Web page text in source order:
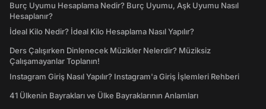
Burç Uyumu Hesaplama Nedir? Burç Uyumu, Aşk Uyumu Nasıl
Hesaplanır?
İdeal Kilo Nedir? İdeal Kilo Hesaplama Nasıl Yapılır?
Ders Çalışırken Dinlenecek Müzikler Nelerdir? Müziksiz
Çalışamayanlar Toplanın!
Instagram Giriş Nasıl Yapılır? Instagram'a Giriş İşlemleri Rehberi
41 Ülkenin Bayrakları ve Ülke Bayraklarının Anlamları